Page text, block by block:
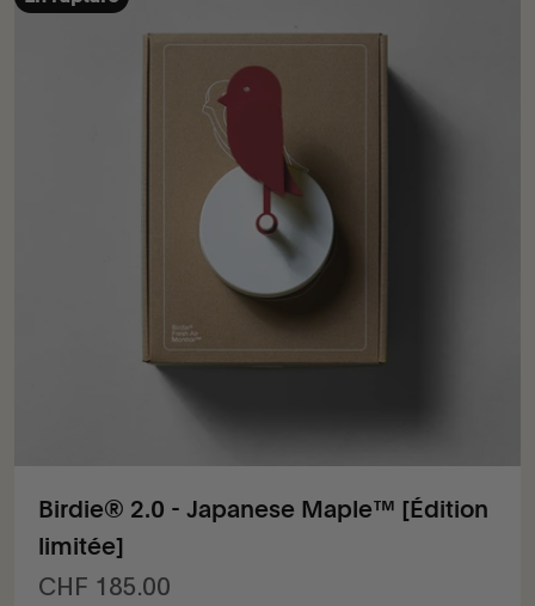
Birdie® 2.0 - Japanese Maple™ [Édition
limitée]
Prix de vente
CHF 185.00